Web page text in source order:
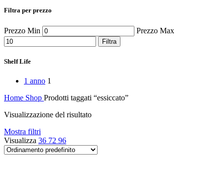
Peperoncino
Prodotti da forno
Rafano
Semi
Sott’oli e conserve
Sughi pronti e passate
Vari
Vino e liquori
Zafferano
Zuppe secche e pronte
Filtra per prezzo
Prezzo Min Prezzo Max
Filtra
Shelf Life
1 anno 1
Home Shop Prodotti taggati “essiccato”
Visualizzazione del risultato
Mostra filtri
Visualizza 36 72 96